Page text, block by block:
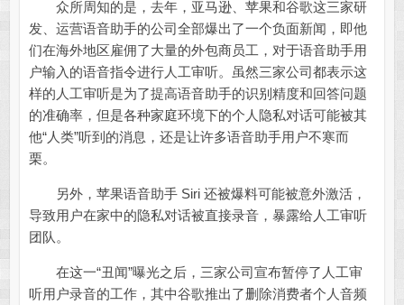
众所周知的是，去年，亚马逊、苹果和谷歌这三家研
发、运营语音助手的公司全部爆出了一个负面新闻，即他
们在海外地区雇佣了大量的外包商员工，对于语音助手用
户输入的语音指令进行人工审听。虽然三家公司都表示这
样的人工审听是为了提高语音助手的识别精度和回答问题
的准确率，但是各种家庭环境下的个人隐私对话可能被其
他“人类”听到的消息，还是让许多语音助手用户不寒而
栗。
另外，苹果语音助手 Siri 还被爆料可能被意外激活，
导致用户在家中的隐私对话被直接录音，暴露给人工审听
团队。
在这一“丑闻”曝光之后，三家公司宣布暂停了人工审
听用户录音的工作，其中谷歌推出了删除消费者个人音频